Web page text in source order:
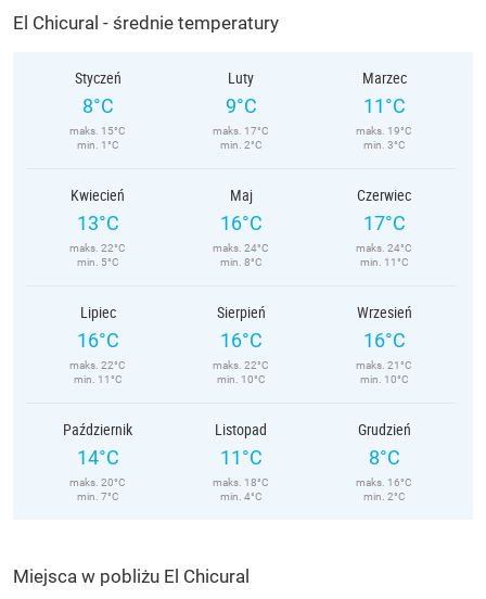
El Chicural - średnie temperatury
Styczeń
8°C
maks. 15°C
min. 1°C
Luty
9°C
maks. 17°C
min. 2°C
Marzec
11°C
maks. 19°C
min. 3°C
Kwiecień
13°C
maks. 22°C
min. 5°C
Maj
16°C
maks. 24°C
min. 8°C
Czerwiec
17°C
maks. 24°C
min. 11°C
Lipiec
16°C
maks. 22°C
min. 11°C
Sierpień
16°C
maks. 22°C
min. 10°C
Wrzesień
16°C
maks. 21°C
min. 10°C
Październik
14°C
maks. 20°C
min. 7°C
Listopad
11°C
maks. 18°C
min. 4°C
Grudzień
8°C
maks. 16°C
min. 2°C
Miejsca w pobliżu El Chicural